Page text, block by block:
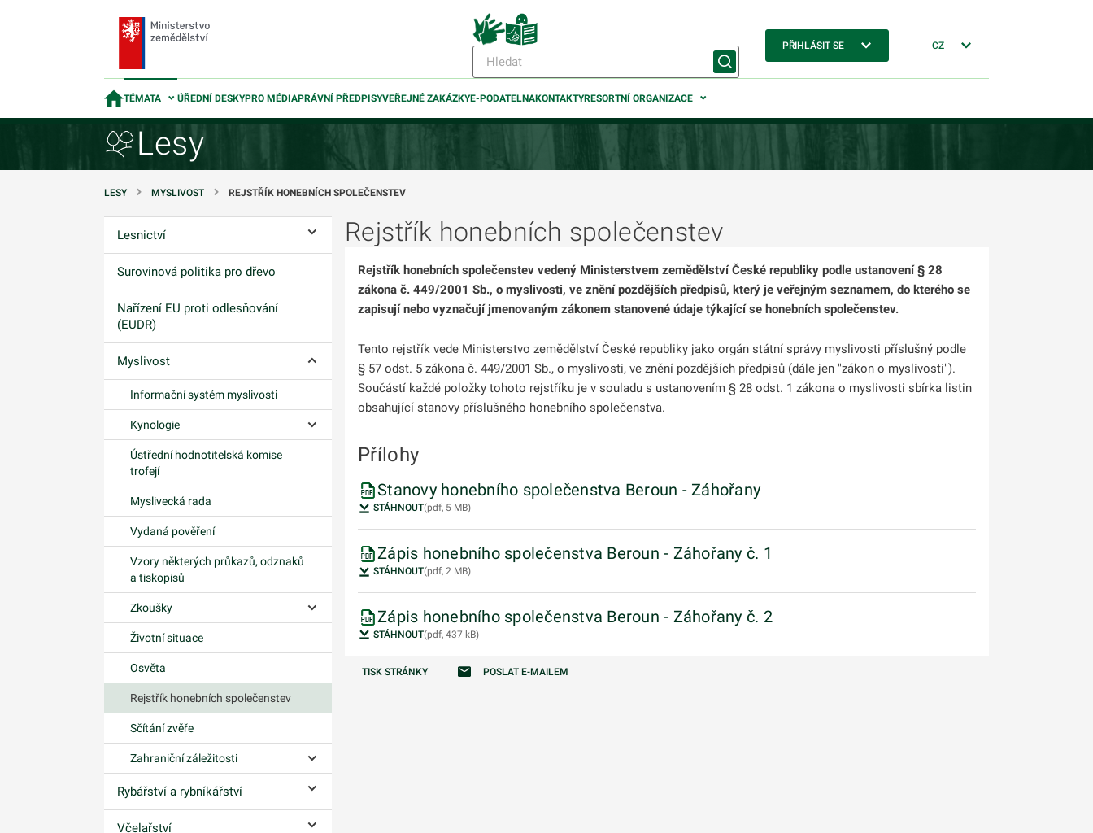
PŘIHLÁSIT SE CZ
TÉMATA ÚŘEDNÍ DESKYPRO MÉDIAPRÁVNÍ PŘEDPISYVEŘEJNÉ ZAKÁZKYE-PODATELNAKONTAKTYRESORTNÍ ORGANIZACE
Lesy
LESY MYSLIVOST REJSTŘÍK HONEBNÍCH SPOLEČENSTEV
Lesnictví Ovládání podmenu
Surovinová politika pro dřevo
Nařízení EU proti odlesňování
(EUDR)
Myslivost Ovládání podmenu
Informační systém myslivosti
Kynologie
Ústřední hodnotitelská komise
trofejí
Myslivecká rada
Vydaná pověření
Vzory některých průkazů, odznaků
a tiskopisů
Zkoušky
Ovládání podmenu
Životní situace
Osvěta
Rejstřík honebních společenstev
Sčítání zvěře
Zahraniční záležitosti
Rybářství a rybníkářství
Včelařství
Rejstřík honebních společenstev
Rejstřík honebních společenstev vedený Ministerstvem zemědělství České republiky podle ustanovení § 28
zákona č. 449/2001 Sb., o myslivosti, ve znění pozdějších předpisů, který je veřejným seznamem, do kterého se
zapisují nebo vyznačují jmenovaným zákonem stanovené údaje týkající se honebních společenstev.
Tento rejstřík vede Ministerstvo zemědělství České republiky jako orgán státní správy myslivosti příslušný podle
§ 57 odst. 5 zákona č. 449/2001 Sb., o myslivosti, ve znění pozdějších předpisů (dále jen "zákon o myslivosti").
Součástí každé položky tohoto rejstříku je v souladu s ustanovením § 28 odst. 1 zákona o myslivosti sbírka listin
obsahující stanovy příslušného honebního společenstva.
Přílohy
Stanovy honebního společenstva Beroun - Záhořany
STÁHNOUT(pdf, 5 MB)
Zápis honebního společenstva Beroun - Záhořany č. 1
STÁHNOUT(pdf, 2 MB)
Zápis honebního společenstva Beroun - Záhořany č. 2
STÁHNOUT(pdf, 437 kB)
TISK STRÁNKY POSLAT E-MAILEM